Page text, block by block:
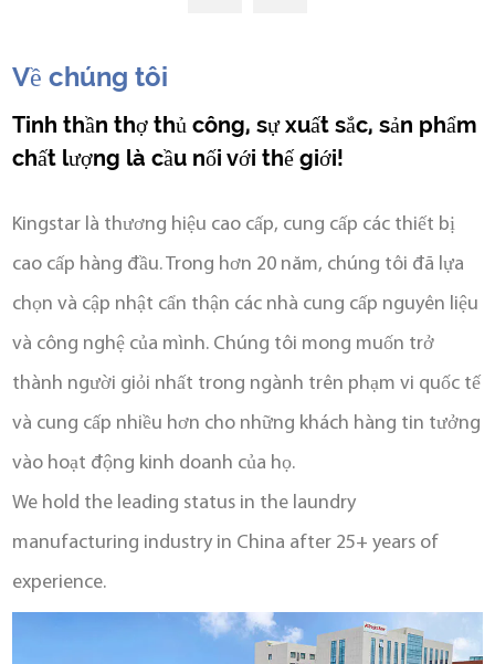
Về chúng tôi
Tinh thần thợ thủ công, sự xuất sắc, sản phẩm
chất lượng là cầu nối với thế giới!
Kingstar là thương hiệu cao cấp, cung cấp các thiết bị
cao cấp hàng đầu. Trong hơn 20 năm, chúng tôi đã lựa
chọn và cập nhật cẩn thận các nhà cung cấp nguyên liệu
và công nghệ của mình. Chúng tôi mong muốn trở
thành người giỏi nhất trong ngành trên phạm vi quốc tế
và cung cấp nhiều hơn cho những khách hàng tin tưởng
vào hoạt động kinh doanh của họ.
We hold the leading status in the laundry
manufacturing industry in China after 25+ years of
experience.